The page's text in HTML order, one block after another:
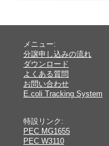
メニュー:
分譲申し込みの流れ
ダウンロード
よくある質問
お問い合わせ
E.coli Tracking System
特設リンク:
PEC MG1655
PEC W3110